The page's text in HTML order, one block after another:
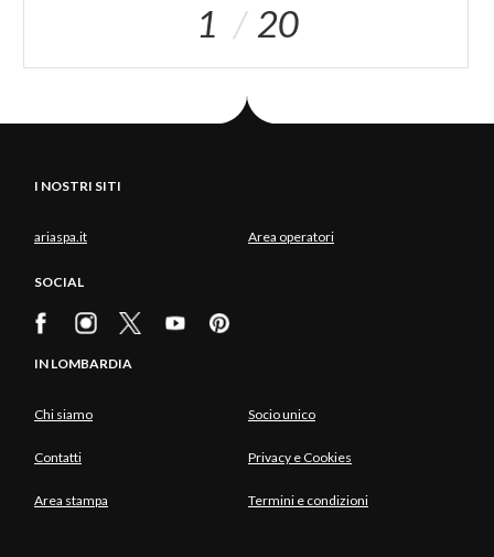
1 20
I NOSTRI SITI
ariaspa.it Area operatori
SOCIAL
IN LOMBARDIA
Chi siamo Socio unico
Contatti Privacy e Cookies
Area stampa Termini e condizioni